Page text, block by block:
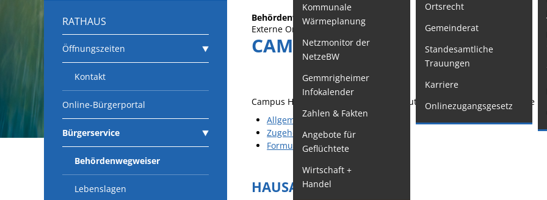
Schulkindbetreuung
Grundschule
Mensa
Musikschule
Jugendhaus
Kommunale
Wärmeplanung
Netzmonitor der
NetzeBW
Gemmrigheimer
Infokalender
Zahlen & Fakten
Angebote für
Geflüchtete
Wirtschaft +
Handel
Ortsrecht
Gemeinderat
Standesamtliche
Trauungen
Karriere
Onlinezugangsgesetz
RATHAUS
Öffnungszeiten
Kontakt
Online-Bürgerportal
Bürgerservice
Behördenwegweiser
Lebenslagen
Behördenwegweiser
Externe Organisationseinheit
CAMPUS HORB
Campus Horb der Studienakademie Stuttgart der Dualen Hochschule
Allgemeine Informationen
Zugehörige Leistungen
Formulare und Onlinedienste
HAUSANSCHRIFT